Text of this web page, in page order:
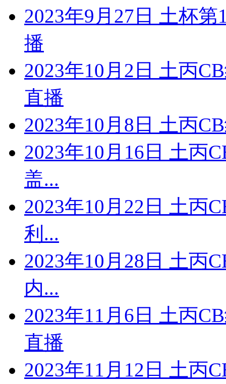
2023年9月27日 土杯
播
2023年10月2日 土丙
直播
2023年10月8日 土丙
2023年10月16日 土丙
盖...
2023年10月22日 土丙
利...
2023年10月28日 土丙
内...
2023年11月6日 土丙
直播
2023年11月12日 土丙